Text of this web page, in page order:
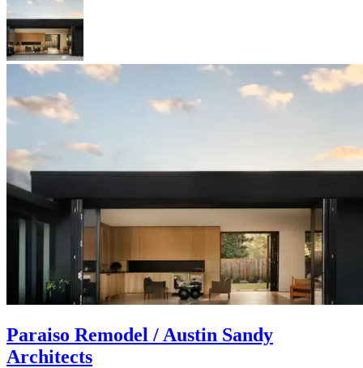
Paraiso Remodel / Austin Sandy
Architects